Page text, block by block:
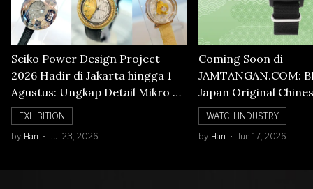
Seiko Power Design Project
2026 Hadir di Jakarta hingga 1
Agustus: Ungkap Detail Mikro di
Balik Seni Watchmaking
EXHIBITION
by Han Jul 23, 2026
Coming Soon di
JAMTANGAN.COM:
Japan Original
Numerals Watch
WATCH INDUSTRY
by Han Jun 17, 2026